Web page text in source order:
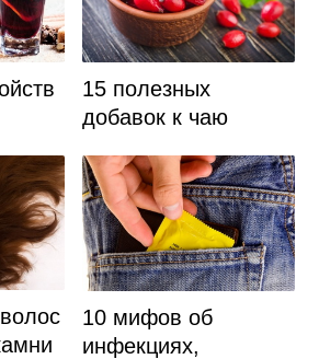
15 полезных
добавок к чаю
10 мифов об
инфекциях,